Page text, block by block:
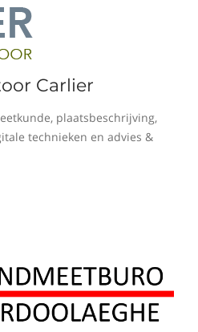
Carlier
plaatsbeschrijving,
technieken en advies &